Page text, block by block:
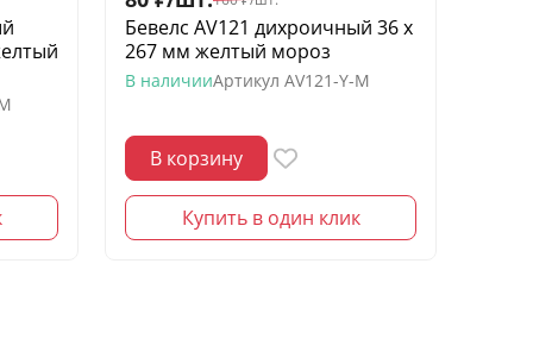
Бевелс AV121 дихроичный 36 х
267 мм желтый мороз
В наличииАртикул AV121-Y-M
В корзину
Купить в один клик